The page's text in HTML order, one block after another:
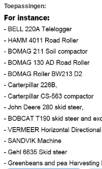
Toepassingen: